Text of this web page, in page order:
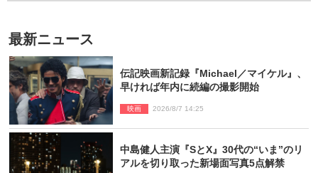
最新ニュース
伝記映画新記録『Michael／マイケル』、
早ければ年内に続編の撮影開始
映画 2026/8/7 14:25
中島健人主演『SとX』30代の“いま”のリ
アルを切り取った新場面写真5点解禁